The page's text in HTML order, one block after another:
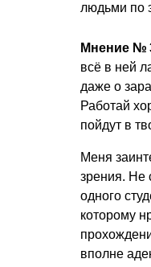
людьми по
Мнение №
всё в ней
даже о
Работай
пойдут в
Меня
зрения. Не
одного
которому
вполне